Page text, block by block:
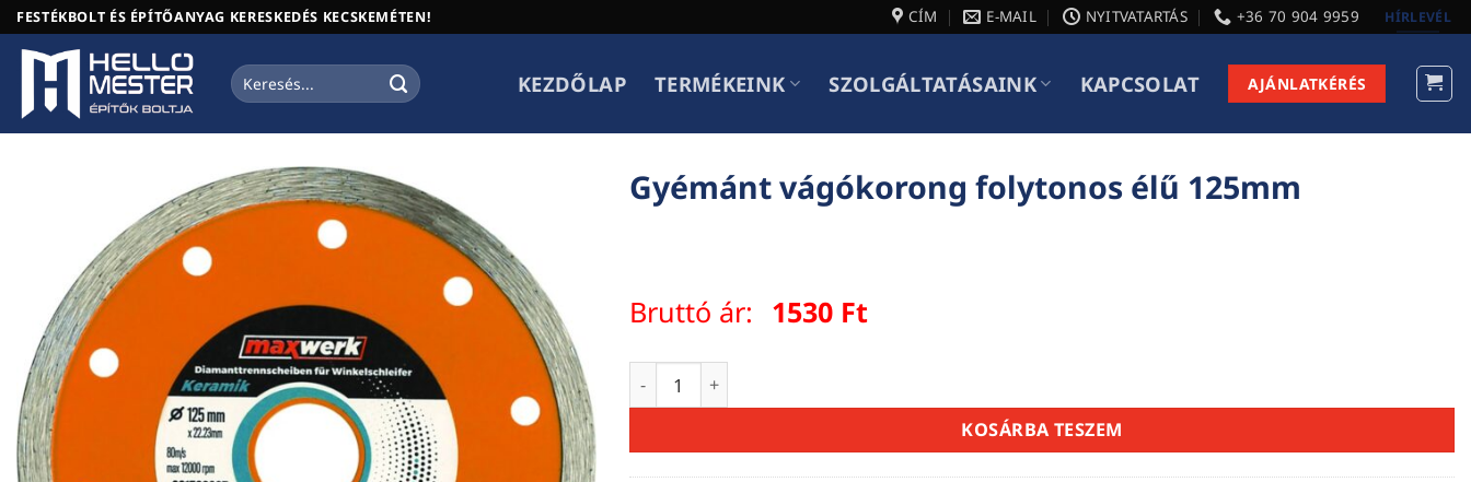
Skip
to
content
FESTÉKBOLT ÉS ÉPÍTŐANYAG KERESKEDÉS KECSKEMÉTEN! CÍM E-MAIL NYITVATARTÁS +36 70 904 9959 HÍRLEVÉL
Keresés
a
KEZDŐLAP TERMÉKEINK SZOLGÁLTATÁSAINK KAPCSOLAT AJÁNLATKÉRÉS
Gyémánt vágókorong folytonos élű 125mm
Bruttó ár: 1530 Ft
Gyémánt vágókorong folytonos élű 125mm mennyiség
KOSÁRBA TESZEM